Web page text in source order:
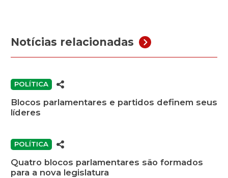
Notícias relacionadas
POLÍTICA
Blocos parlamentares e partidos definem seus
líderes
POLÍTICA
Quatro blocos parlamentares são formados
para a nova legislatura